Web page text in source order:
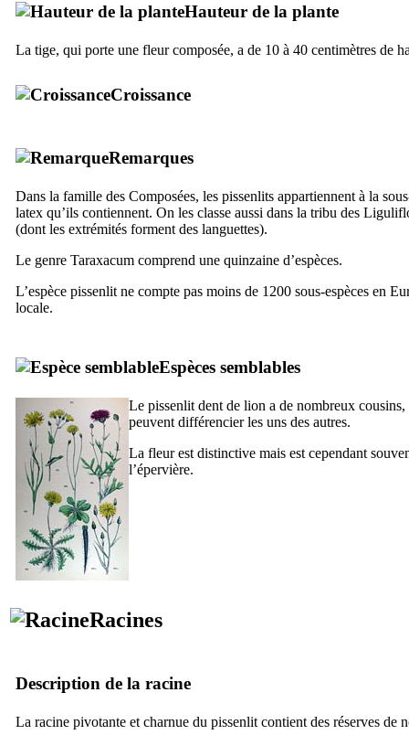
Hauteur de la plante
La tige, qui porte une fleur composée, a de 10 à 40 centimètres de
Croissance
Remarques
Dans la famille des Composées, les pissenlits appartiennent à la
latex qu’ils contiennent. On les classe aussi dans la tribu des
(dont les extrémités forment des languettes).
Le genre Taraxacum comprend une quinzaine d’espèces.
L’espèce pissenlit ne compte pas moins de 1200 sous-espèces en
locale.
Espèces semblables
Le pissenlit dent de lion a de nombreux
peuvent différencier les uns des autres.
La fleur est distinctive mais est cependant
l’épervière.
Racines
Description de la racine
La racine pivotante et charnue du pissenlit contient des réserves de